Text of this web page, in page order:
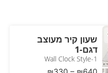
שעון קיר מעוצב
דגם-1
Wall Clock Style-1